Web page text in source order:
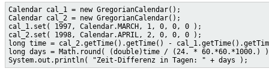
Calendar cal_1 = new GregorianCalendar();
Calendar cal_2 = new GregorianCalendar();
cal_1.set( 1997, Calendar.MARCH, 1, 0,
cal_2.set( 1998, Calendar.APRIL, 2, 0,
long time = cal_2.getTime().getTime() -
long days = Math.round( (double)time / (24. *